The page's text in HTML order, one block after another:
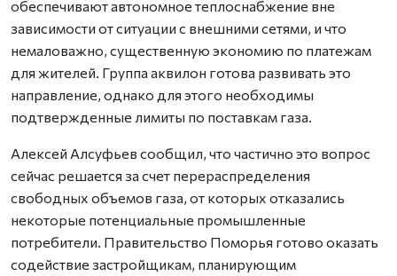
обеспечивают автономное теплоснабжение вне
зависимости от ситуации с внешними сетями, и что
немаловажно, существенную экономию по платежам
для жителей. Группа аквилон готова развивать это
направление, однако для этого необходимы
подтвержденные лимиты по поставкам газа.
Алексей Алсуфьев сообщил, что частично это вопрос
сейчас решается за счет перераспределения
свободных объемов газа, от которых отказались
некоторые потенциальные промышленные
потребители. Правительство Поморья готово оказать
содействие застройщикам, планирующим